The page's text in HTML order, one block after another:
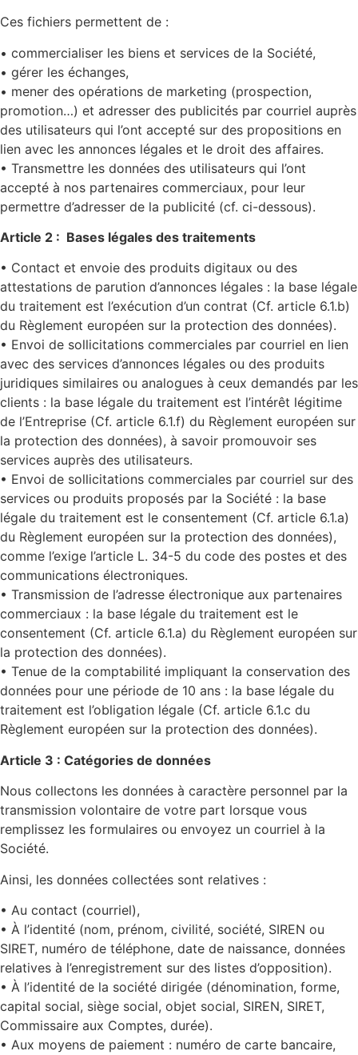
Ces fichiers permettent de :
• commercialiser les biens et services de la Société,
• gérer les échanges,
• mener des opérations de marketing (prospection,
promotion…) et adresser des publicités par courriel auprès
des utilisateurs qui l’ont accepté sur des propositions en
lien avec les annonces légales et le droit des affaires.
• Transmettre les données des utilisateurs qui l’ont
accepté à nos partenaires commerciaux, pour leur
permettre d’adresser de la publicité (cf. ci-dessous).
Article 2 : Bases légales des traitements
• Contact et envoie des produits digitaux ou des
attestations de parution d’annonces légales : la base légale
du traitement est l’exécution d’un contrat (Cf. article 6.1.b)
du Règlement européen sur la protection des données).
• Envoi de sollicitations commerciales par courriel en lien
avec des services d’annonces légales ou des produits
juridiques similaires ou analogues à ceux demandés par les
clients : la base légale du traitement est l’intérêt légitime
de l’Entreprise (Cf. article 6.1.f) du Règlement européen sur
la protection des données), à savoir promouvoir ses
services auprès des utilisateurs.
• Envoi de sollicitations commerciales par courriel sur des
services ou produits proposés par la Société : la base
légale du traitement est le consentement (Cf. article 6.1.a)
du Règlement européen sur la protection des données),
comme l’exige l’article L. 34-5 du code des postes et des
communications électroniques.
• Transmission de l’adresse électronique aux partenaires
commerciaux : la base légale du traitement est le
consentement (Cf. article 6.1.a) du Règlement européen sur
la protection des données).
• Tenue de la comptabilité impliquant la conservation des
données pour une période de 10 ans : la base légale du
traitement est l’obligation légale (Cf. article 6.1.c du
Règlement européen sur la protection des données).
Article 3 : Catégories de données
Nous collectons les données à caractère personnel par la
transmission volontaire de votre part lorsque vous
remplissez les formulaires ou envoyez un courriel à la
Société.
Ainsi, les données collectées sont relatives :
• Au contact (courriel),
• À l’identité (nom, prénom, civilité, société, SIREN ou
SIRET, numéro de téléphone, date de naissance, données
relatives à l’enregistrement sur des listes d’opposition).
• À l’identité de la société dirigée (dénomination, forme,
capital social, siège social, objet social, SIREN, SIRET,
Commissaire aux Comptes, durée).
• Aux moyens de paiement : numéro de carte bancaire,